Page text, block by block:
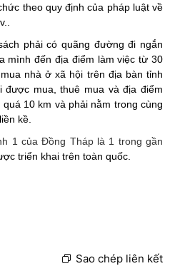
theo quy định của pháp luật về
phải có quãng đường đi ngắn
mình đến địa điểm làm việc từ 30
nhà ở xã hội trên địa bàn tỉnh
mua, thuê mua và địa điểm
10 km và phải nằm trong cùng
kề.
1 của Đồng Tháp là 1 trong gần
triển khai trên toàn quốc.
Sao chép liên kết